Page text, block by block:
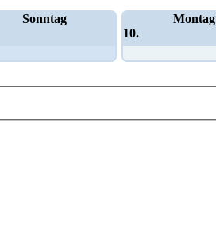
Sonntag
Montag
10.